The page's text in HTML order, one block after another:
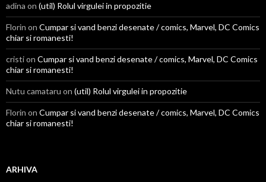
adina on (util) Rolul virgulei in propozitie
Florin on Cumpar si vand benzi desenate / comics, Marvel, DC Comics
chiar si romanesti!
cristi on Cumpar si vand benzi desenate / comics, Marvel, DC Comics
chiar si romanesti!
Nutu camataru on (util) Rolul virgulei in propozitie
Florin on Cumpar si vand benzi desenate / comics, Marvel, DC Comics
chiar si romanesti!
ARHIVA